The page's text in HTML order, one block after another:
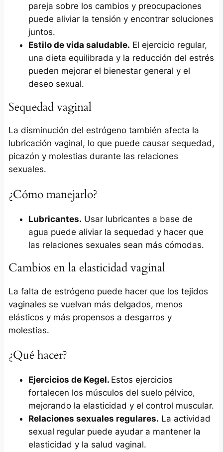
pareja sobre los cambios y preocupaciones
puede aliviar la tensión y encontrar soluciones
juntos.
Estilo de vida saludable. El ejercicio regular,
una dieta equilibrada y la reducción del estrés
pueden mejorar el bienestar general y el
deseo sexual.
Sequedad vaginal
La disminución del estrógeno también afecta la
lubricación vaginal, lo que puede causar sequedad,
picazón y molestias durante las relaciones
sexuales.
¿Cómo manejarlo?
Lubricantes. Usar lubricantes a base de
agua puede aliviar la sequedad y hacer que
las relaciones sexuales sean más cómodas.
Cambios en la elasticidad vaginal
La falta de estrógeno puede hacer que los tejidos
vaginales se vuelvan más delgados, menos
elásticos y más propensos a desgarros y
molestias.
¿Qué hacer?
Ejercicios de Kegel. Estos ejercicios
fortalecen los músculos del suelo pélvico,
mejorando la elasticidad y el control muscular.
Relaciones sexuales regulares. La actividad
sexual regular puede ayudar a mantener la
elasticidad y la salud vaginal.